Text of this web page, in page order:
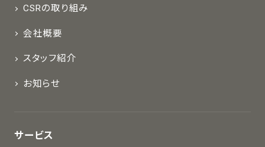
CSRの取り組み
会社概要
スタッフ紹介
お知らせ
サービス